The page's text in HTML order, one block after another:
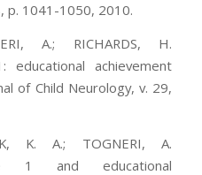
p. 1041-1050, 2010.
A.; RICHARDS, H.
educational achievement
of Child Neurology, v. 29,
K. A.; TOGNERI, A.
1 and educational